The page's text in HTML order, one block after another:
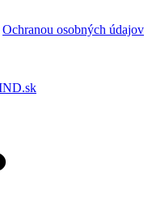
Ochranou osobných údajov